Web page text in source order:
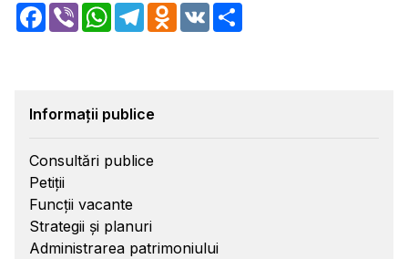
Facebook
Viber WhatsApp
TelegramOdnoklassniki
VK
Informații publice
Consultări publice
Petiții
Funcții vacante
Strategii și planuri
Administrarea patrimoniului